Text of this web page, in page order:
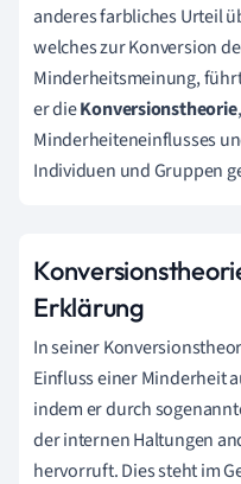
anderes farbliches Urteil
welches zur Konversion
Minderheitsmeinung,
er dieKonversionstheorie
Minderheiteneinflusses
Individuen und Gruppen
Erklärung
In seiner
Einfluss einer Minderheit
indem er durch
der internen Haltungen
hervorruft. Dies steht im